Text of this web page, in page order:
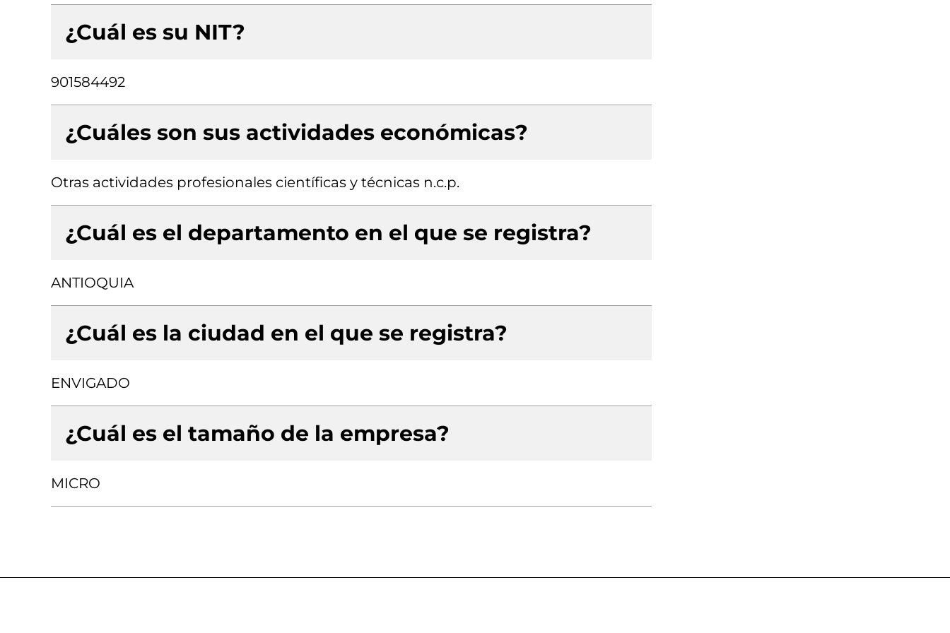
¿Cuál es su NIT?
901584492
¿Cuáles son sus actividades económicas?
Otras actividades profesionales científicas y técnicas n.c.p.
¿Cuál es el departamento en el que se registra?
ANTIOQUIA
¿Cuál es la ciudad en el que se registra?
ENVIGADO
¿Cuál es el tamaño de la empresa?
MICRO